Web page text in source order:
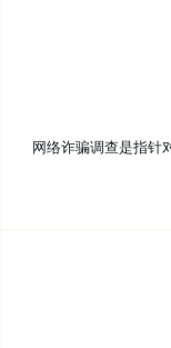
网络诈骗调查是指针